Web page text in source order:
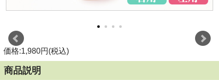
価格:1,980円(税込)
商品説明